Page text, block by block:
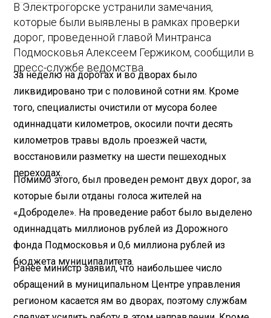
В Электрогорске устранили замечания,
которые были выявлены в рамках проверки
дорог, проведенной главой Минтранса
Подмосковья Алексеем Гержиком, сообщили в
пресс-службе ведомства.
За неделю на дорогах и во дворах было
ликвидировано три с половиной сотни ям. Кроме
того, специалисты очистили от мусора более
одиннадцати километров, окосили почти десять
километров травы вдоль проезжей части,
восстановили разметку на шести пешеходных
переходах.
Помимо этого, был проведен ремонт двух дорог, за
которые были отданы голоса жителей на
«Доброделе». На проведение работ было выделено
одиннадцать миллионов рублей из Дорожного
фонда Подмосковья и 0,6 миллиона рублей из
бюджета муниципалитета.
Ранее министр заявил, что наибольшее число
обращений в муниципальном Центре управления
регионом касается ям во дворах, поэтому службам